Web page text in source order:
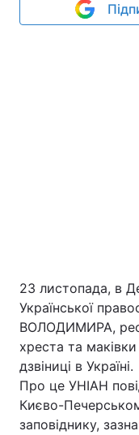
23 листопада, в
Української
ВОЛОДИМИРА,
хреста та
дзвіниці в Україні.
Про це УНІАН
Києво-
заповіднику,